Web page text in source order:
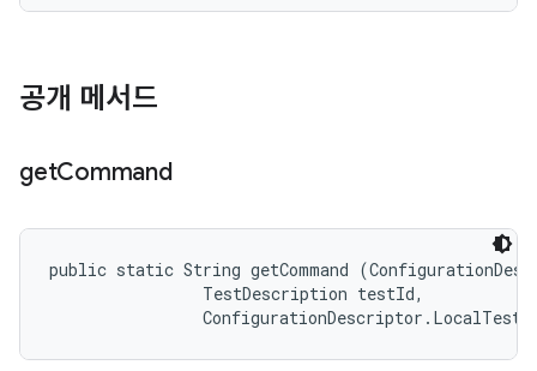
공개 메서드
getCommand
public static String getCommand
                TestDescription testId,